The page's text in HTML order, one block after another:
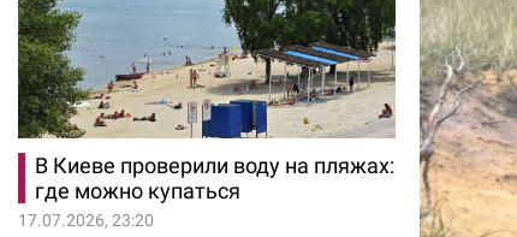
В Киеве проверили воду на пляжах:
где можно купаться
17.07.2026, 23:20